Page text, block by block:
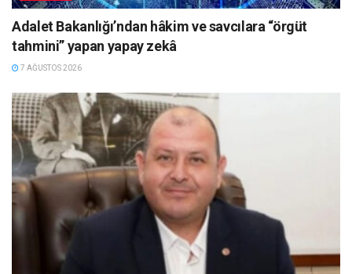
Adalet Bakanlığı’ndan hâkim ve savcılara “örgüt
tahmini” yapan yapay zekâ
7 AĞUSTOS 2026